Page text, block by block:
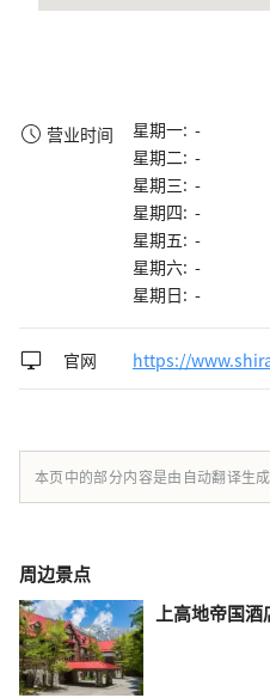
营业时间
星期一: -
星期二: -
星期三: -
星期四: -
星期五: -
星期六: -
星期日: -
官网 https://
本页中的部分内容是由自动翻译生成
周边景点
上高地帝国酒